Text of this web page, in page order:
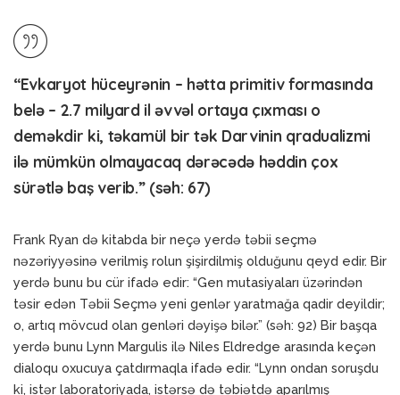
“Evkaryot hüceyrənin – hətta primitiv formasında
belə – 2.7 milyard il əvvəl ortaya çıxması o
deməkdir ki, təkamül bir tək Darvinin qradualizmi
ilə mümkün olmayacaq dərəcədə həddin çox
sürətlə baş verib.” (səh: 67)
Frank Ryan də kitabda bir neçə yerdə təbii seçmə
nəzəriyyəsinə verilmiş rolun şişirdilmiş olduğunu qeyd edir. Bir
yerdə bunu bu cür ifadə edir: “Gen mutasiyaları üzərindən
təsir edən Təbii Seçmə yeni genlər yaratmağa qadir deyildir;
o, artıq mövcud olan genləri dəyişə bilər.” (səh: 92) Bir başqa
yerdə bunu Lynn Margulis ilə Niles Eldredge arasında keçən
dialoqu oxucuya çatdırmaqla ifadə edir. “Lynn ondan soruşdu
ki, istər laboratoriyada, istərsə də təbiətdə aparılmış